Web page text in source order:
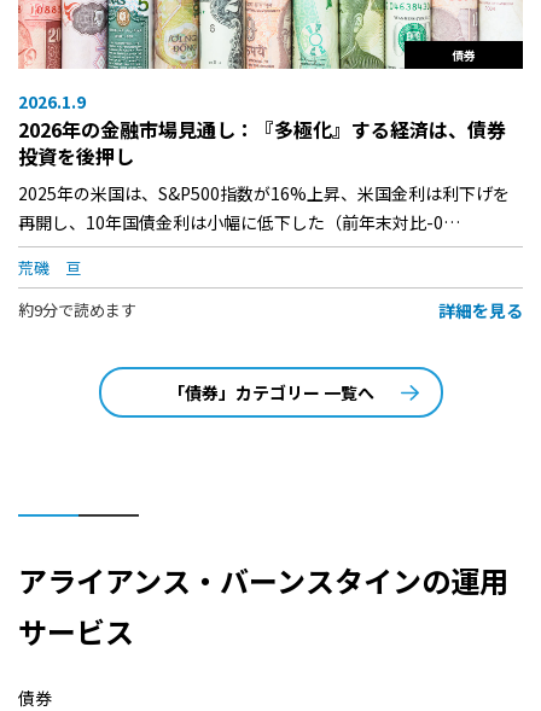
債券
2026.1.9
2026年の金融市場見通し：『多極化』する経済は、債券
投資を後押し
2025年の米国は、S&P500指数が16%上昇、米国金利は利下げを
再開し、10年国債金利は小幅に低下した（前年末対比-0…
荒磯 亘
約9分で読めます
詳細を見る
「債券」カテゴリー 一覧へ
アライアンス・バーンスタインの運用
サービス
債券